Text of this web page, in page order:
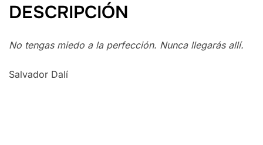
DESCRIPCIÓN
No tengas miedo a la perfección. Nunca llegarás allí.
Salvador Dalí